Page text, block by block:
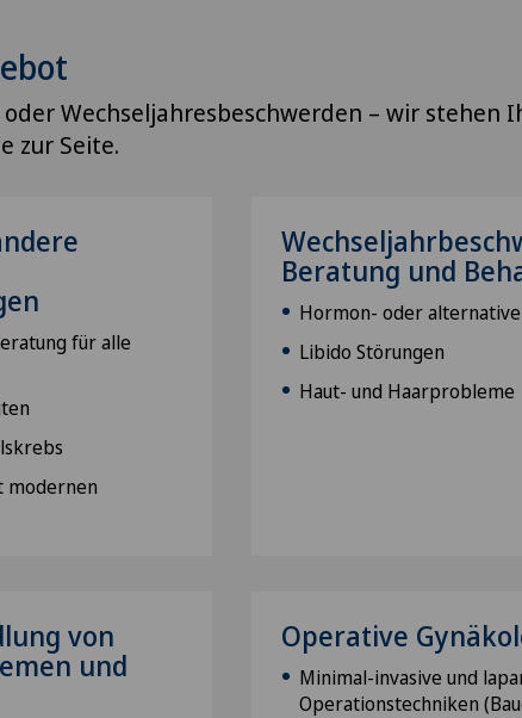
Wechseljahresbeschwerden – wir stehen
zur Seite.
für alle
modernen
Beratung und
Hormon- oder
Libido Störungen
Haut- und Haarprobleme
von
und
Operative
Minimal-invasive und
Operationstechniken